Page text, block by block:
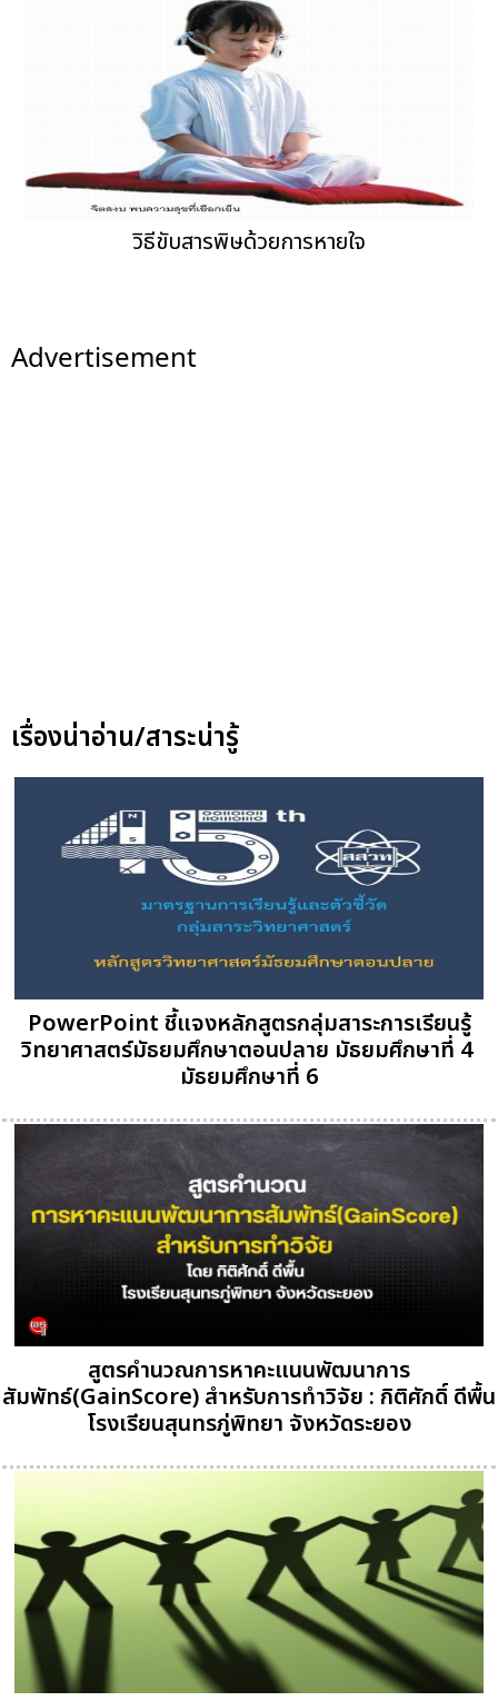
วิธีขับสารพิษด้วยการหายใจ
Advertisement
เรื่องน่าอ่าน/สาระน่ารู้
PowerPoint ชี้แจงหลักสูตรกลุ่มสาระการเรียนรู้
วิทยาศาสตร์มัธยมศึกษาตอนปลาย มัธยมศึกษาที่ 4 
มัธยมศึกษาที่ 6
สูตรคำนวณการหาคะแนนพัฒนาการ
สัมพัทธ์(GainScore) สำหรับการทำวิจัย : กิติศักดิ์ ดีพื้น
โรงเรียนสุนทรภู่พิทยา จังหวัดระยอง